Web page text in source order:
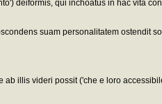
deiformis, qui inchoatus in hac vita
suam personalitatem ostendit
illis videri possit ('che e loro